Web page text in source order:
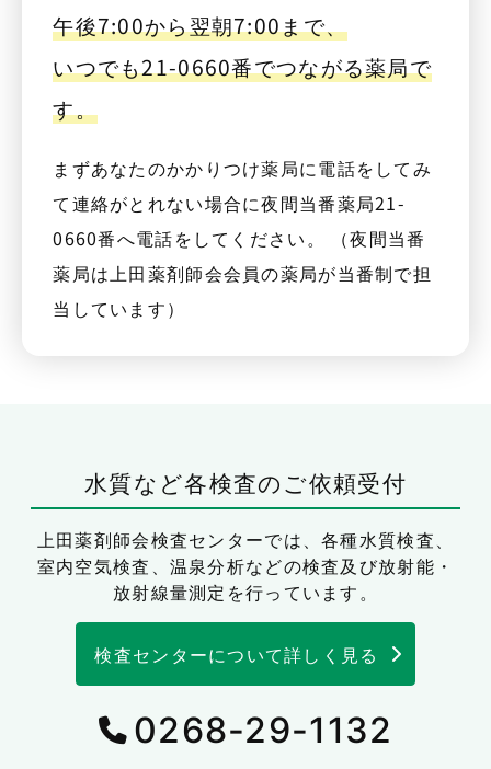
午後7:00から翌朝7:00まで、
いつでも21-0660番でつながる薬局で
す。
まずあなたのかかりつけ薬局に電話をしてみ
て連絡がとれない場合に夜間当番薬局21-
0660番へ電話をしてください。 （夜間当番
薬局は上田薬剤師会会員の薬局が当番制で担
当しています）
水質など各検査のご依頼受付
上田薬剤師会検査センターでは、各種水質検査、
室内空気検査、温泉分析などの検査及び放射能・
放射線量測定を行っています。
検査センターについて詳しく見る
0268-29-1132